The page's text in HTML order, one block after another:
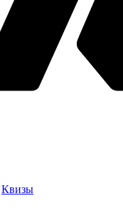
Квизы